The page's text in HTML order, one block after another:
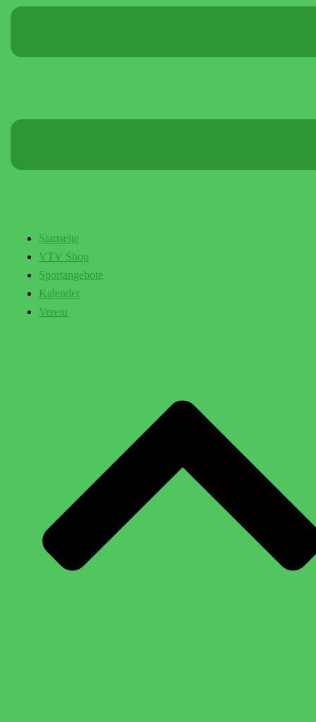
Startseite
VTV Shop
Sportangebote
Kalender
Verein